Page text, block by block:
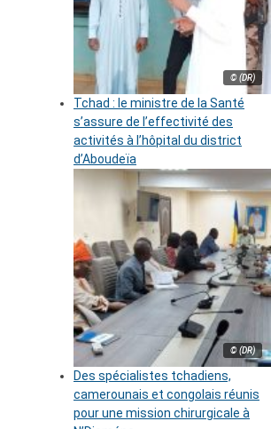
© (DR)
Tchad : le ministre de la Santé
s’assure de l’effectivité des
activités à l’hôpital du district
d’Aboudeïa
© (DR)
Des spécialistes tchadiens,
camerounais et congolais réunis
pour une mission chirurgicale à